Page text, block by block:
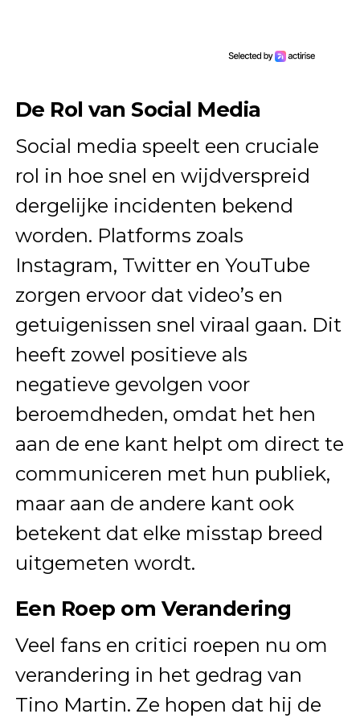
De Rol van Social Media
Social media speelt een cruciale
rol in hoe snel en wijdverspreid
dergelijke incidenten bekend
worden. Platforms zoals
Instagram, Twitter en YouTube
zorgen ervoor dat video’s en
getuigenissen snel viraal gaan. Dit
heeft zowel positieve als
negatieve gevolgen voor
beroemdheden, omdat het hen
aan de ene kant helpt om direct te
communiceren met hun publiek,
maar aan de andere kant ook
betekent dat elke misstap breed
uitgemeten wordt.
Een Roep om Verandering
Veel fans en critici roepen nu om
verandering in het gedrag van
Tino Martin. Ze hopen dat hij de